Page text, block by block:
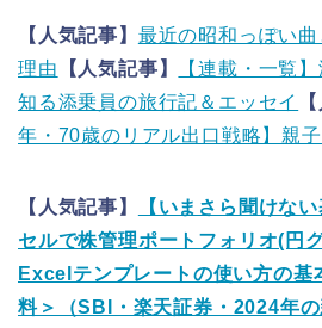
【人気記事】 最近の昭和っぽい
理由 【人気記事】
【連載・一覧
知る添乗員の旅行記＆エッセイ
年・70歳のリアル出口戦略】親
【人気記事】
【いまさら聞けな
セルで株管理ポートフォリオ(円
Excelテンプレートの使い方の基
料＞（SBI・楽天証券・2024年の